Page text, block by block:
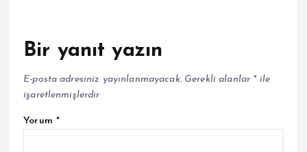
Bir yanıt yazın
E-posta adresiniz yayınlanmayacak. Gerekli alanlar *ile
işaretlenmişlerdir
Yorum *